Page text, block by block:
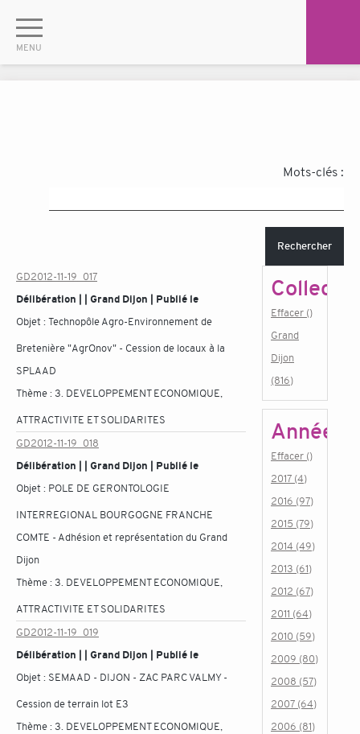
Mots-clés :
Rechercher
GD2012-11-19_017
Délibération | | Grand Dijon | Publié le
Objet :Technopôle Agro-Environnement de
Bretenière "AgrOnov" - Cession de locaux à la
SPLAAD
Thème :3. DEVELOPPEMENT ECONOMIQUE,
ATTRACTIVITE ET SOLIDARITES
GD2012-11-19_018
Délibération | | Grand Dijon | Publié le
Objet : POLE DE GERONTOLOGIE
INTERREGIONAL BOURGOGNE FRANCHE
COMTE - Adhésion et représentation du Grand
Dijon
Thème :3. DEVELOPPEMENT ECONOMIQUE,
ATTRACTIVITE ET SOLIDARITES
GD2012-11-19_019
Délibération | | Grand Dijon | Publié le
Objet : SEMAAD - DIJON - ZAC PARC VALMY -
Cession de terrain lot E3
Thème :3. DEVELOPPEMENT ECONOMIQUE,
Effacer ()
Grand
Dijon
(816)
Année
Effacer ()
2017 (4)
2016 (97)
2015 (79)
2014 (49)
2013 (61)
2012 (67)
2011 (64)
2010 (59)
2009 (80)
2008 (57)
2007 (64)
2006 (81)